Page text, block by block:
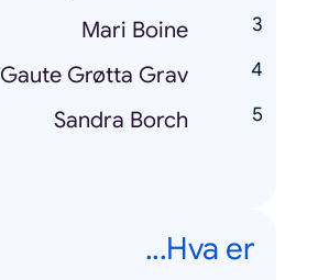
Mari Boine
Gaute Grøtta Grav
Sandra Borch
Hva er...